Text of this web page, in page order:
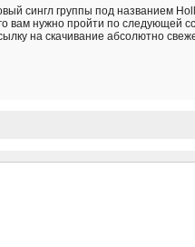
сингл группы под названием
вам нужно пройти по следующей
на скачивание абсолютно